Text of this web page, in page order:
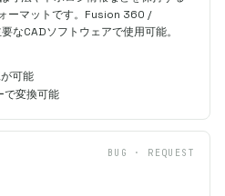
ーマットです。Fusion 360 /
CADソフトウェアで使用可能。
可能
で変換可能
BUG · REQUEST